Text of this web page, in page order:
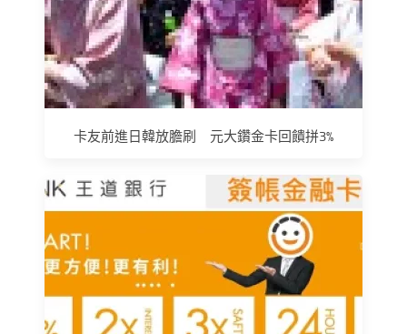
卡友前進日韓放膽刷 元大鑽金卡回饋拼3%